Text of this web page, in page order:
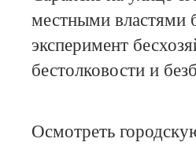
местными властями
эксперимент
бестолковости и
Осмотреть